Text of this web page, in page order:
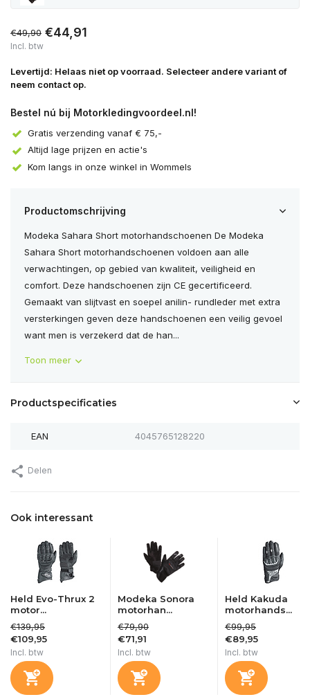
€49,90 €44,91
Incl. btw
Levertijd: Helaas niet op voorraad. Selecteer andere variant of
neem contact op.
Bestel nú bij Motorkledingvoordeel.nl!
Gratis verzending vanaf € 75,-
Altijd lage prijzen en actie's
Kom langs in onze winkel in Wommels
Productomschrijving
Modeka Sahara Short motorhandschoenen De Modeka
Sahara Short motorhandschoenen voldoen aan alle
verwachtingen, op gebied van kwaliteit, veiligheid en
comfort. Deze handschoenen zijn CE gecertificeerd.
Gemaakt van slijtvast en soepel anilin- rundleder met extra
versterkingen geven deze handschoenen een veilig gevoel
want men is verzekerd dat de han...
Toon meer
Productspecificaties
EAN 4045765128220
Delen
Ook interessant
Held Evo-Thrux 2
motor...
€139,95
€109,95
Incl. btw
Modeka Sonora
motorhan...
€79,90
€71,91
Incl. btw
Held Kakuda
motorhands...
€99,95
€89,95
Incl. btw